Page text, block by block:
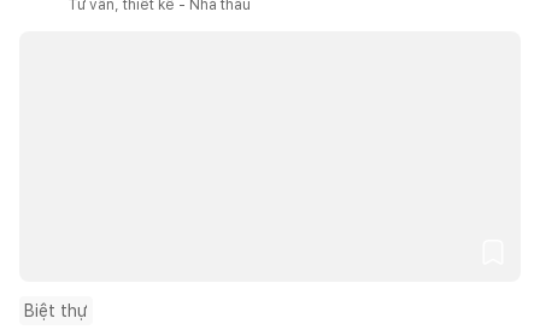
Tư vấn, thiết kế - Nhà thầu
Biệt thự